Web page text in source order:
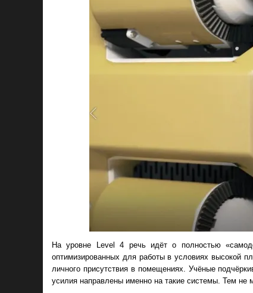
На уровне Level 4 речь идёт о полностью
оптимизированных для работы в условиях высокой
личного присутствия в помещениях. Учёные
усилия направлены именно на такие системы. Тем не